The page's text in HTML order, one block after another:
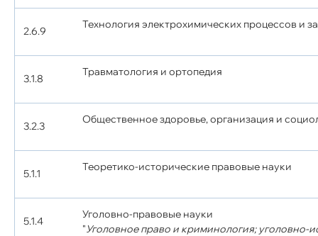
2.6.9
Технология электрохимических процессов и
3.1.8
Травматология и ортопедия
3.2.3
Общественное здоровье, организация и
5.1.1
Теоретико-исторические правовые науки
5.1.4
Уголовно-правовые науки
"Уголовное право и криминология; уголовно-